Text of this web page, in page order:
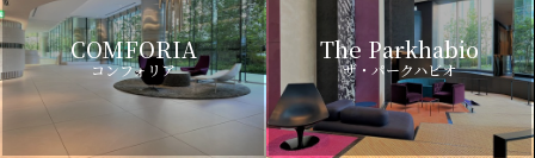
COMFORIA
コンフォリア
The Parkhabio
ザ・パークハビオ